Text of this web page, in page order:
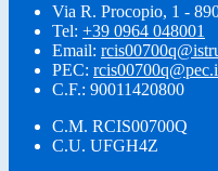
Via R. Procopio, 1 -
Tel: +39 0964 048001
Email:
PEC:
C.F.: 90011420800
C.M. RCIS00700Q
C.U. UFGH4Z